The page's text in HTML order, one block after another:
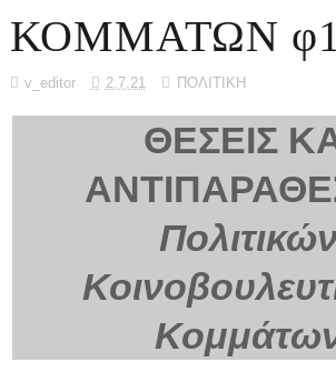
ΚΟΜΜΑΤΩΝ
v_editor 2.7.21 ΠΟΛΙΤΙΚΗ
ΘΕΣΕΙΣ